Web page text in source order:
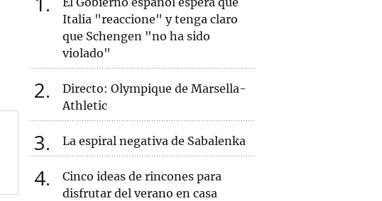
Italia "reaccione" y tenga claro
que Schengen "no ha sido
violado"
2
Directo: Olympique de Marsella-
Athletic
3 La espiral negativa de Sabalenka
4
Cinco ideas de rincones para
disfrutar del verano en casa